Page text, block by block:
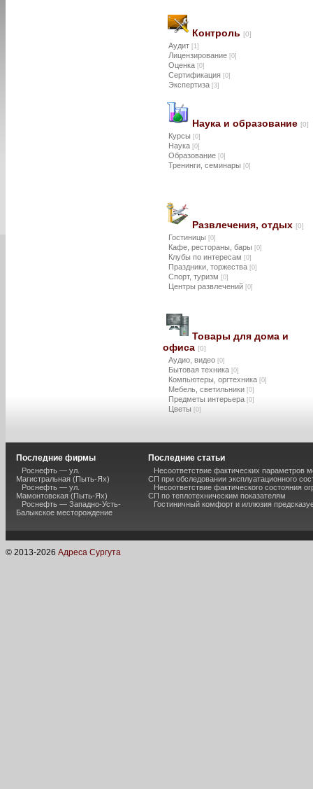
Контроль [0]
Аудит [1]
Лицензирование [0]
Оценка [0]
Сертификация [0]
Экспертиза [3]
Наука и образование [0]
Курсы [0]
Наука [0]
Образование [0]
Тренинги, семинары [0]
Развлечения, отдых [0]
Гостиницы [0]
Кафе, рестораны, бары [0]
Клубы по интересам [0]
Праздники, торжества [0]
Спорт, туризм [0]
Центры развлечений [0]
Товары для дома и
офиса [0]
Аудио, видео [0]
Бытовая техника [0]
Компьютеры, оргтехника [0]
Мебель, светильники [0]
Предметы интерьера [0]
Цветы [0]
Последние фирмы
Роснефть — ул.
Магистральная (Пыть-Ях)
Роснефть — ул.
Мамонтовская (Пыть-Ях)
Роснефть — Западно-Усть-
Балыкское месторождение
Последние статьи
Несоответствие фактических параметров
СП при обследовании эксплуатационного
Несоответствие фактического состояния
СП по теплотехническим показателям
Гостиничный комфорт и иллюзия
© 2013-2026 Адреса Сургута